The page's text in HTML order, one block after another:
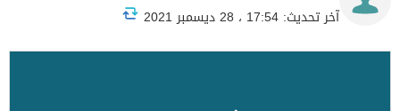
آخر تحديث: 17:54 ، 28 ديسمبر 2021